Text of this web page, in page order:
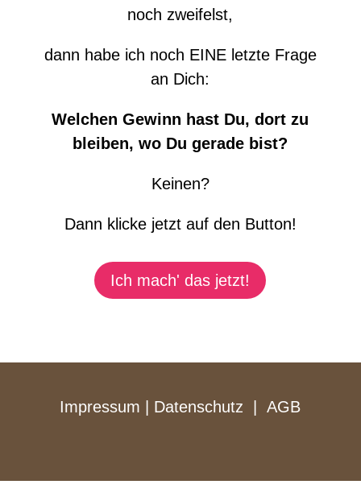
noch zweifelst,
dann habe ich noch EINE letzte Frage
an Dich:
Welchen Gewinn hast Du, dort zu
bleiben, wo Du gerade bist?
Keinen?
Dann klicke jetzt auf den Button!
Ich mach' das jetzt!
Impressum Datenschutz |AGB